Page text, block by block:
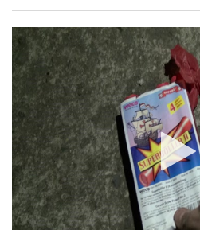
die Eckdaten. Logos und Daten
Bitte beachten, dieser Artikel fällt
"Feuerwerkskörper" die nicht
Informationen finden Sie in der